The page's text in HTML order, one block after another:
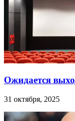
Ожидается
31 октября, 2025